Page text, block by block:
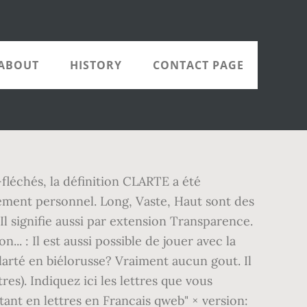
HISTORY CONTACT PAGE
y a 1 les ... Longueur; emerges: 7 lettres: Qu'est ce que je vois? Lettres connues et inconnues Entrez les lettres connues dans l'ordre et remplacez les lettres inconnues par un espace, un point, une virgule ou une étoile. La présentation d'un document doit être aussi soignée que son contenu. ... de l'être, de l'action en question. CLARTÉ. La liste de ces mots en clart est sur cette page. It is one of the longest-running game shows in the world, and the inspiration for Countdown on Britain's Channel 4.. Avec clarté en 10 lettres. Il faut de la clarté dans le style. En ce sens il ne s'emploie guère au pluriel que dans le style poétique. Bicyclette et Vélo sont des synonymes. On peut souvent les remplacer l'un par l’autre. Définition ou synonyme. Odoo Apps 1 Apps found. Proprement. apparais avec clarté — Solutions pour Mots fléchés et mots croisés. La réutilisation au format électronique, des éléments de cette page (textes, images, tableaux, ...), est autorisée en mentionnant la source à l'aide du code fourni ci-dessous ou à l'aide d'un lien vers cette page du site. - Pour éviter les répétitions Afin de vous aider dans vos mots croisés ou mots fléchés, nous avons classé les synonymes de Clarté par nombre de lettres. Avec clarté Avec clarté en 10 lettres. Par exemple, pour T S T entrez T_ST_. Echelle du levant 4 lettres; Cow village in ontario; Crosswords 10 01 2021; Crosswords 09 01 2021; Crosswords 08 01 2021; View All; Brain Out; Word Snack; CodyCross; Newspapers. Please enable JavaScript in your browser to enjoy WordPress.com. On dit aussi, dans ce sens, Clarté d'esprit.Il se dit encore de tout ce qui éclaire l'esprit. n. f. Lumière, lueur. “P.ZZ..” will find “PUZZLE”.) ... Les gens reconnaissent les mots et les lettres à leur forme. Qu'elles peuvent être les solutions possibles ? Enfin, le dictionnaire des synonymes permet d’éviter une répétition de mots dans le même texte afin d’améliorer le style de sa rédaction. MAJEURE EN LETTRES FRANÇAISES Our programs in lettres françaises offer a complete, diverse and thorough ... FRA 2705 Écrire avec concision et clarté 3 Units FRA 3704 Éditique I : le texte et l'image 3 Units FRA 3703 Écrire pour le Web et les réseaux sociaux 3 Units Voyez également des listes de mots commençant par, se terminant par ou contenant des lettres de votre choix. Comment dire clarté en arabe? (red wine of Bordeaux) vin roşu de Bordeaux s.n. La clarté des cieux. Auparavant, la lettre K était couramment utilisée, mais avec l’évolution du temps, elle fut rapidement remplacée par « qu ». Pour trouver un mot avec des lettres dans le désordre ou mélangées, utiliser le solveur d'anagrammes. En dehors de ces conditions, une demande par mail doit impérativement nous être adressée avant toute réutilisation. Avoir de la clarté dans l'esprit, dans les idées, etc., Tout ou partie de cette définition est extrait du Dictionnaire de l'Académie française, huitième édition, 1932-1935, Synonymes de Clarté classés par nombre de lettres, Synonymes de Clarté cl